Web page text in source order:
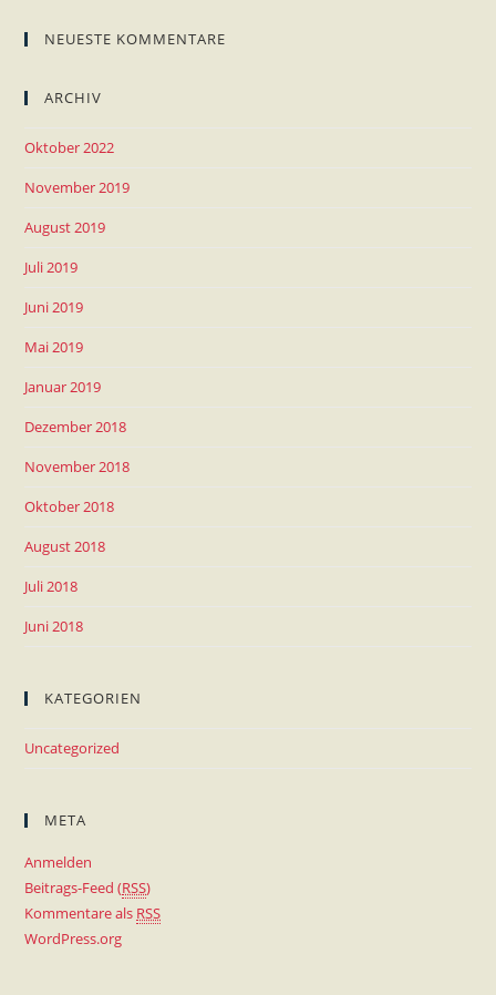
NEUESTE KOMMENTARE
ARCHIV
Oktober 2022
November 2019
August 2019
Juli 2019
Juni 2019
Mai 2019
Januar 2019
Dezember 2018
November 2018
Oktober 2018
August 2018
Juli 2018
Juni 2018
KATEGORIEN
Uncategorized
META
Anmelden
Beitrags-Feed (RSS)
Kommentare als RSS
WordPress.org